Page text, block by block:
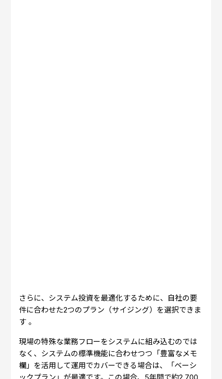
さらに、システム投資を最適化するために、自社の要
件に合わせた2つのプラン（サイジング）を選択できま
す 。
現場の特殊な業務フローをシステムに組み込むのでは
なく、システムの標準機能に合わせつつ「豊富なメモ
欄」を活用して運用でカバーできる場合は、「ベーシ